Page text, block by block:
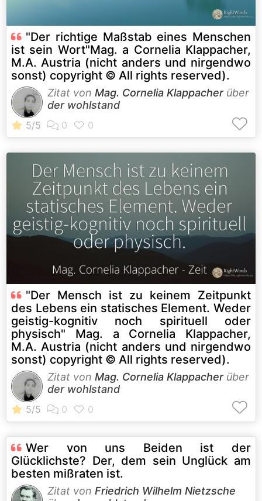
"Der richtige Maßstab eines Menschen
ist sein Wort"Mag. a Cornelia Klappacher,
M.A. Austria (nicht anders und nirgendwo
sonst) copyright © All rights reserved).
Zitat von Mag. Cornelia Klappacherüber
der wohlstand
"Der Mensch ist zu keinem Zeitpunkt
des Lebens ein statisches Element. Weder
geistig-kognitiv noch spirituell oder
physisch" Mag. a Cornelia Klappacher,
M.A. Austria (nicht anders und nirgendwo
sonst) copyright © All rights reserved).
Zitat von Mag. Cornelia Klappacherüber
der wohlstand
Wer von uns Beiden ist der
Glücklichste? Der, dem sein Unglück am
besten mißraten ist.
Zitat von Friedrich Wilhelm Nietzsche